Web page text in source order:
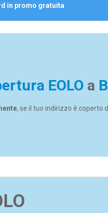
in promo gratuita
EOLO a
, se il tuo indirizzo è coperto